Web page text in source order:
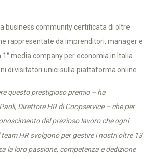
business community certificata di oltre
rappresentate da imprenditori, manager e
media company per economia in Italia
di visitatori unici sulla piattaforma online.
questo prestigioso premio – ha
Direttore HR di Coopservice – che per
del prezioso lavoro che ogni
HR svolgono per gestire i nostri oltre 13
la loro passione, competenza e dedizione